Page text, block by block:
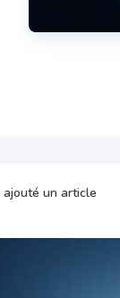
ajouté un article